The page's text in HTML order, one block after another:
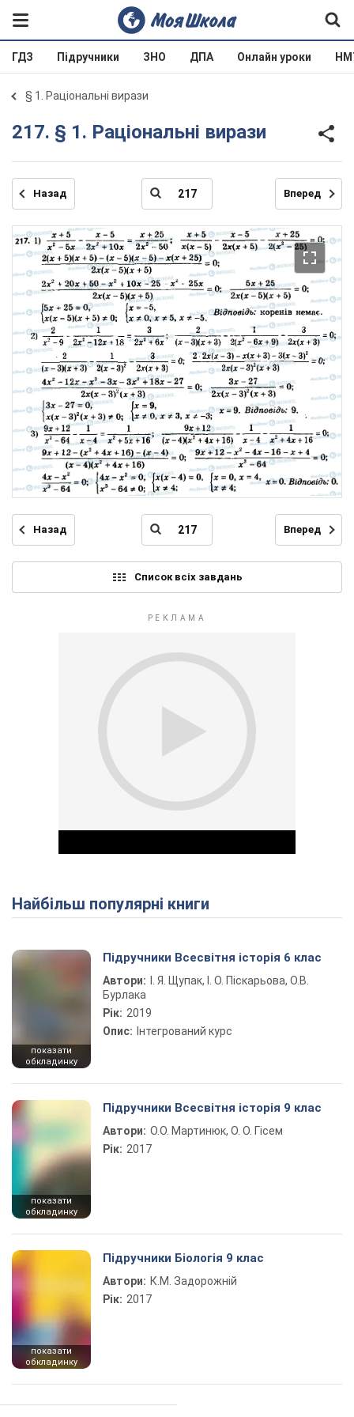
ГДЗ Підручники ЗНО ДПА Онлайн уроки
§ 1. Раціональні вирази
217. § 1. Раціональні вирази
Назад Вперед
Назад Вперед
Список всіх завдань
Play Video
Найбільш популярні книги
показати
обкладинку
Підручники Всесвітня історія 6 клас
Автори:
І. Я. Щупак, І. О. Піскарьова, О.В.
Бурлака
Рік: 2019
Опис: Інтегрований курс
показати
обкладинку
Підручники Всесвітня історія 9 клас
Автори: О.О. Мартинюк, О. О. Гісем
Рік: 2017
показати
обкладинку
Підручники Біологія 9 клас
Автори: К.М. Задорожній
Рік: 2017